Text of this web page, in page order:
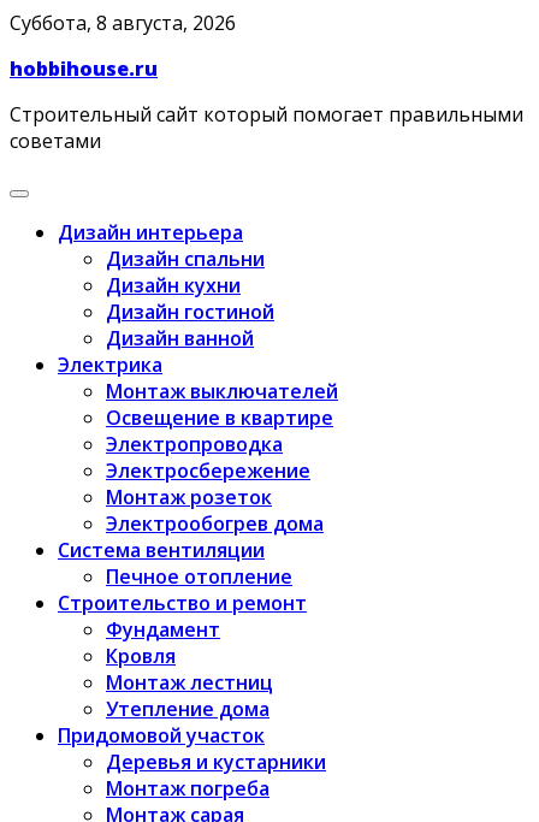
Skip
content
Суббота, 8 августа, 2026
hobbihouse.ru
Строительный сайт который помогает правильными
советами
Дизайн интерьера
Дизайн спальни
Дизайн кухни
Дизайн гостиной
Дизайн ванной
Электрика
Монтаж выключателей
Освещение в квартире
Электропроводка
Электросбережение
Монтаж розеток
Электрообогрев дома
Система вентиляции
Печное отопление
Строительство и ремонт
Фундамент
Кровля
Монтаж лестниц
Утепление дома
Придомовой участок
Деревья и кустарники
Монтаж погреба
Монтаж сарая